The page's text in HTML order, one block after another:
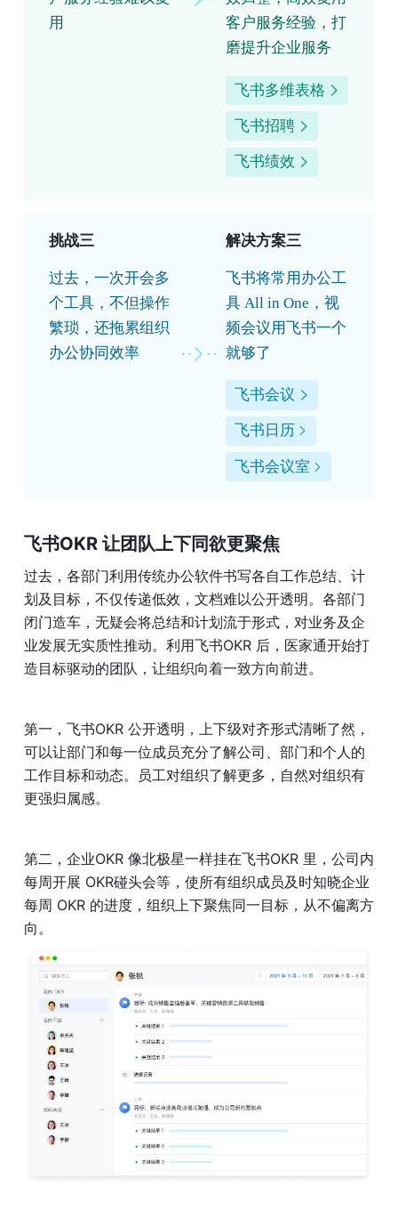
用
客户服务经验，打
磨提升企业服务
飞书多维表格
飞书招聘
飞书绩效
挑战三
过去，一次开会多
个工具，不但操作
繁琐，还拖累组织
办公协同效率
解决方案三
飞书将常用办公工
具 All in One，视
频会议用飞书一个
就够了
飞书会议
飞书日历
飞书会议室
飞书OKR 让团队上下同欲更聚焦
过去，各部门利用传统办公软件书写各自工作总结、计
划及目标，不仅传递低效，文档难以公开透明。各部门
闭门造车，无疑会将总结和计划流于形式，对业务及企
业发展无实质性推动。利用飞书OKR 后，医家通开始打
造目标驱动的团队，让组织向着一致方向前进。
第一，飞书OKR 公开透明，上下级对齐形式清晰了然，
可以让部门和每一位成员充分了解公司、部门和个人的
工作目标和动态。员工对组织了解更多，自然对组织有
更强归属感。
第二，企业OKR 像北极星一样挂在飞书OKR 里，公司内
每周开展 OKR碰头会等，使所有组织成员及时知晓企业
每周 OKR 的进度，组织上下聚焦同一目标，从不偏离方
向。